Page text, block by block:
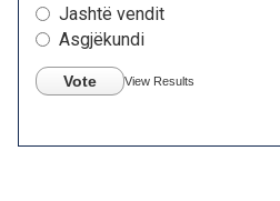
Jashtë vendit
Asgjëkundi
Vote View Results